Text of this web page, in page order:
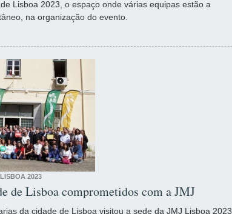
Lisboa 2023, o espaço onde várias equipas estão a
na organização do evento.
2023
de Lisboa comprometidos com a JMJ
da cidade de Lisboa visitou a sede da JMJ Lisboa 2023,